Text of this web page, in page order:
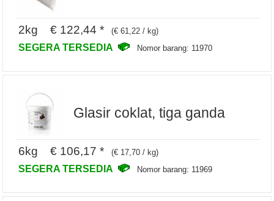
2kg € 122,44 * (€ 61,22 / kg)
SEGERA TERSEDIA Nomor barang: 11970
Glasir coklat, tiga ganda
6kg € 106,17 * (€ 17,70 / kg)
SEGERA TERSEDIA Nomor barang: 11969